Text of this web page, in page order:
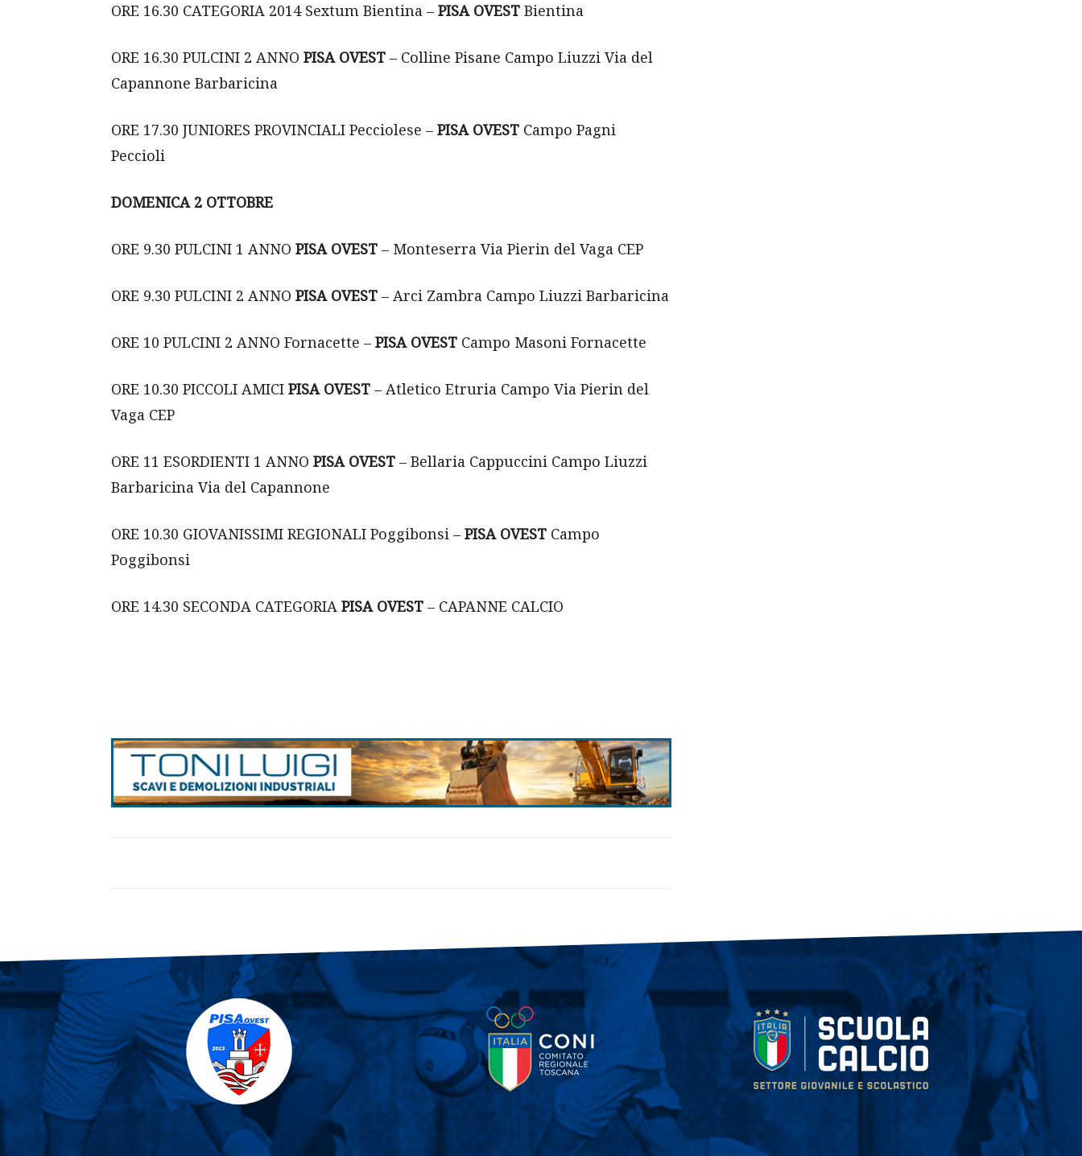
ORE 16.30 CATEGORIA 2014 Sextum Bientina – PISA OVEST Bientina
ORE 16.30 PULCINI 2 ANNO PISA OVEST – Colline Pisane Campo Liuzzi Via del
Capannone Barbaricina
ORE 17.30 JUNIORES PROVINCIALI Pecciolese – PISA OVEST Campo Pagni
Peccioli
DOMENICA 2 OTTOBRE
ORE 9.30 PULCINI 1 ANNO PISA OVEST – Monteserra Via Pierin del Vaga CEP
ORE 9.30 PULCINI 2 ANNO PISA OVEST – Arci Zambra Campo Liuzzi Barbaricina
ORE 10 PULCINI 2 ANNO Fornacette – PISA OVEST Campo Masoni Fornacette
ORE 10.30 PICCOLI AMICI PISA OVEST – Atletico Etruria Campo Via Pierin del
Vaga CEP
ORE 11 ESORDIENTI 1 ANNO PISA OVEST – Bellaria Cappuccini Campo Liuzzi
Barbaricina Via del Capannone
ORE 10.30 GIOVANISSIMI REGIONALI Poggibonsi – PISA OVEST Campo
Poggibonsi
ORE 14.30 SECONDA CATEGORIA PISA OVEST – CAPANNE CALCIO